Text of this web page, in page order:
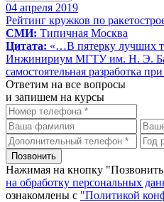
04 апреля 2019
Рейтинг кружков по
СМИ: Типичная Москва
Цитата: «…В пятерку лучших
Инжинириум МГТУ им. Н. Э.
самостоятельная разработка
Ответим на все вопросы
и запишем на курсы
Нажимая на кнопку
на обработку персональных
ознакомлены с "Политикой